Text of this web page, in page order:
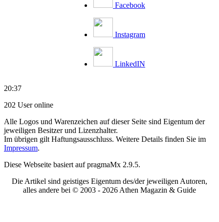
Facebook
Instagram
LinkedIN
20:37
202 User online
Alle Logos und Warenzeichen auf dieser Seite sind Eigentum der
jeweiligen Besitzer und Lizenzhalter.
Im übrigen gilt Haftungsausschluss. Weitere Details finden Sie im
Impressum.
Diese Webseite basiert auf pragmaMx 2.9.5.
Die Artikel sind geistiges Eigentum des/der jeweiligen Autoren,
alles andere bei © 2003 - 2026 Athen Magazin & Guide